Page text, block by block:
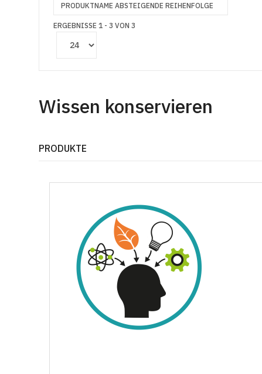
PRODUKTNAME ABSTEIGENDE REIHENFOLGE
ERGEBNISSE 1 - 3 VON 3
Wissen konservieren
PRODUKTE